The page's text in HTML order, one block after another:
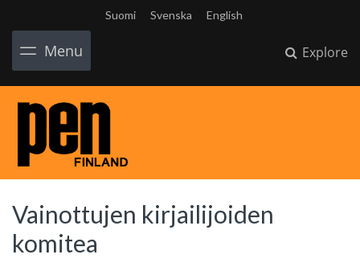
Suomi Svenska English
Menu Explore
Vainottujen kirjailijoiden
komitea